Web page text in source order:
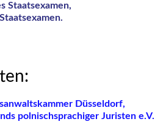
Staatsexamen,
Düsseldorf,
polnischsprachiger Juristen e.V.